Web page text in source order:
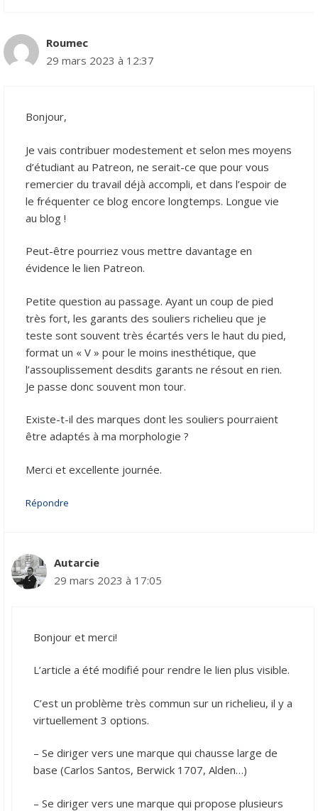
Roumec
29 mars 2023 à 12:37
Bonjour,
Je vais contribuer modestement et selon mes moyens
d’étudiant au Patreon, ne serait-ce que pour vous
remercier du travail déjà accompli, et dans l’espoir de
le fréquenter ce blog encore longtemps. Longue vie
au blog !
Peut-être pourriez vous mettre davantage en
évidence le lien Patreon.
Petite question au passage. Ayant un coup de pied
très fort, les garants des souliers richelieu que je
teste sont souvent très écartés vers le haut du pied,
format un « V » pour le moins inesthétique, que
l’assouplissement desdits garants ne résout en rien.
Je passe donc souvent mon tour.
Existe-t-il des marques dont les souliers pourraient
être adaptés à ma morphologie ?
Merci et excellente journée.
Répondre
Autarcie
29 mars 2023 à 17:05
Bonjour et merci!
L’article a été modifié pour rendre le lien plus visible.
C’est un problème très commun sur un richelieu, il y a
virtuellement 3 options.
– Se diriger vers une marque qui chausse large de
base (Carlos Santos, Berwick 1707, Alden…)
– Se diriger vers une marque qui propose plusieurs